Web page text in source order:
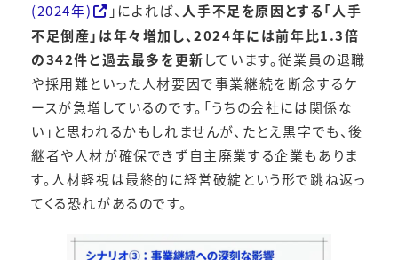
(2024年)
」によれば、 人手不足を原因とする「人手
不足倒産」は年々増加し、2024年には前年比1.3倍
の342件と過去最多を更新しています​。従業員の退職
や採用難といった人材要因で事業継続を断念するケ
ースが急増しているのです。「うちの会社には関係な
い」と思われるかもしれませんが、たとえ黒字でも、後
継者や人材が確保できず自主廃業する企業もありま
す。人材軽視は最終的に経営破綻という形で跳ね返っ
てくる恐れがあるのです。